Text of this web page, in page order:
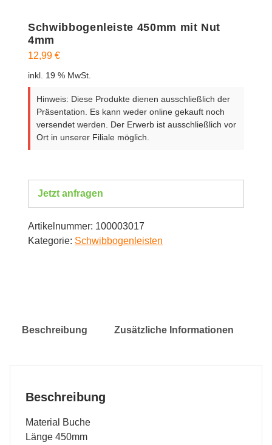
Schwibbogenleiste 450mm mit Nut
4mm
12,99 €
inkl. 19 % MwSt.
Hinweis: Diese Produkte dienen ausschließlich der
Präsentation. Es kann weder online gekauft noch
versendet werden. Der Erwerb ist ausschließlich vor
Ort in unserer Filiale möglich.
Jetzt anfragen
Artikelnummer: 100003017
Kategorie: Schwibbogenleisten
Beschreibung Zusätzliche Informationen
Beschreibung
Material Buche
Länge 450mm